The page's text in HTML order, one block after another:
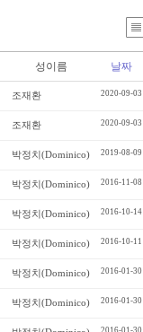
성이름 날짜
조재환 2020-09-03
조재환 2020-09-03
박정치(Dominico) 2019-08-09
박정치(Dominico) 2016-11-08
박정치(Dominico) 2016-10-14
박정치(Dominico) 2016-10-11
박정치(Dominico) 2016-01-30
박정치(Dominico) 2016-01-30
2016-01-30